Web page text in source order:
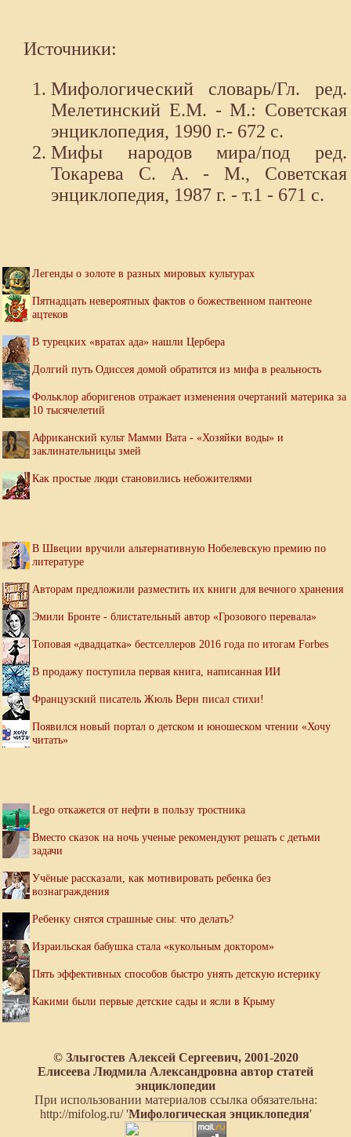
Источники:
Мифологический словарь/Гл. ред.
Мелетинский Е.М. - М.: Советская
энциклопедия, 1990 г.- 672 с.
Мифы народов мира/под ред.
Токарева С. А. - М., Советская
энциклопедия, 1987 г. - т.1 - 671 с.
Легенды о золоте в разных мировых культурах
Пятнадцать невероятных фактов о божественном пантеоне
ацтеков
В турецких «вратах ада» нашли Цербера
Долгий путь Одиссея домой обратится из мифа в реальность
Фольклор аборигенов отражает изменения очертаний материка за
10 тысячелетий
Африканский культ Мамми Вата - «Хозяйки воды» и
заклинательницы змей
Как простые люди становились небожителями
В Швеции вручили альтернативную Нобелевскую премию по
литературе
Авторам предложили разместить их книги для вечного хранения
Эмили Бронте - блистательный автор «Грозового перевала»
Топовая «двадцатка» бестселлеров 2016 года по итогам Forbes
В продажу поступила первая книга, написанная ИИ
Французский писатель Жюль Верн писал стихи!
Появился новый портал о детском и юношеском чтении «Хочу
читать»
Lego откажется от нефти в пользу тростника
Вместо сказок на ночь ученые рекомендуют решать с детьми
задачи
Учёные рассказали, как мотивировать ребенка без
вознаграждения
Ребенку снятся страшные сны: что делать?
Израильская бабушка стала «кукольным доктором»
Пять эффективных способов быстро унять детскую истерику
Какими были первые детские сады и ясли в Крыму
© Злыгостев Алексей Сергеевич, 2001-2020
Елисеева Людмила Александровна автор статей
энциклопедии
При использовании материалов ссылка обязательна:
http://mifolog.ru/ 'Мифологическая энциклопедия'